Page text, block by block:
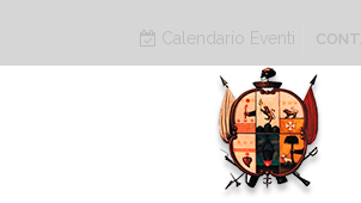
Calendario Eventi